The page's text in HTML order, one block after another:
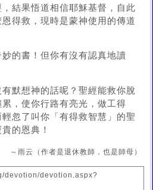
結果悟道相信耶穌基督，自此
得救，現時是蒙神使用的傳道
的書！但你有沒有認真地讀
默想神的話呢？聖經能救你脫
，使你行路有亮光，做工得
忽了叫你「有得救智慧」的聖
的恩典！
～雨云（作者是退休教師，也是師母）
devotion/devotion.aspx?